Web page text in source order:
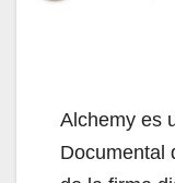
Alchemy es
Documental